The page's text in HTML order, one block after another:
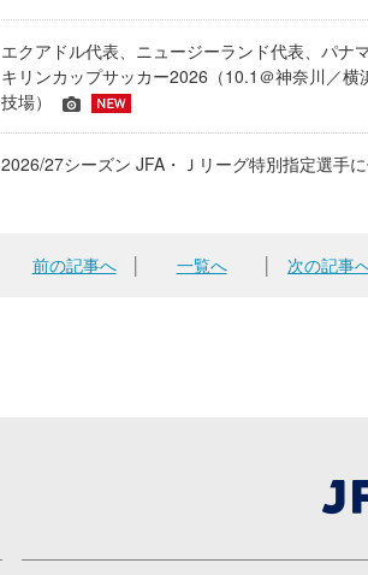
エクアドル代表、ニュージーランド代表、パ
キリンカップサッカー2026（10.1＠神奈川／
技場）
2026/27シーズン JFA・Ｊリーグ特別指定選手
前の記事へ│ 一覧へ 次の記事